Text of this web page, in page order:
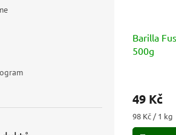
Barilla
500g
produktu
5,0
49 Kč
Měrná
cena:
98 Kč / 1 kg